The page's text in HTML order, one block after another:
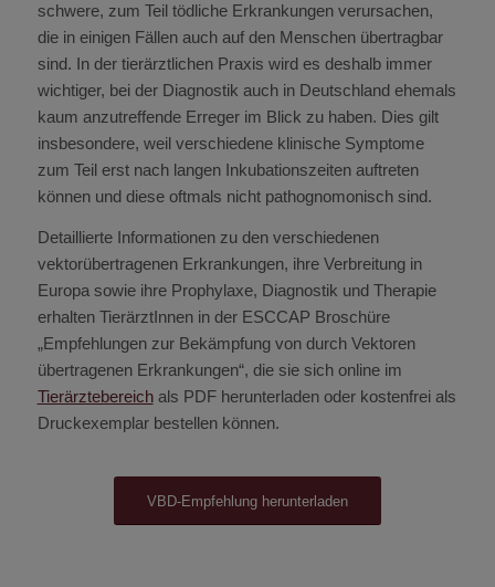
schwere, zum Teil tödliche Erkrankungen verursachen,
die in einigen Fällen auch auf den Menschen übertragbar
sind. In der tierärztlichen Praxis wird es deshalb immer
wichtiger, bei der Diagnostik auch in Deutschland ehemals
kaum anzutreffende Erreger im Blick zu haben. Dies gilt
insbesondere, weil verschiedene klinische Symptome
zum Teil erst nach langen Inkubationszeiten auftreten
können und diese oftmals nicht pathognomonisch sind.
Detaillierte Informationen zu den verschiedenen
vektorübertragenen Erkrankungen, ihre Verbreitung in
Europa sowie ihre Prophylaxe, Diagnostik und Therapie
erhalten TierärztInnen in der ESCCAP Broschüre
„Empfehlungen zur Bekämpfung von durch Vektoren
übertragenen Erkrankungen“, die sie sich online im
Tierärztebereichals PDF herunterladen oder kostenfrei als
Druckexemplar bestellen können.
VBD-Empfehlung herunterladen